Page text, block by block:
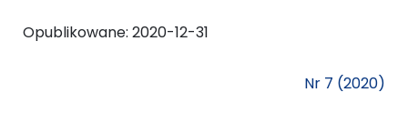
Opublikowane: 2020-12-31
Nr 7 (2020)